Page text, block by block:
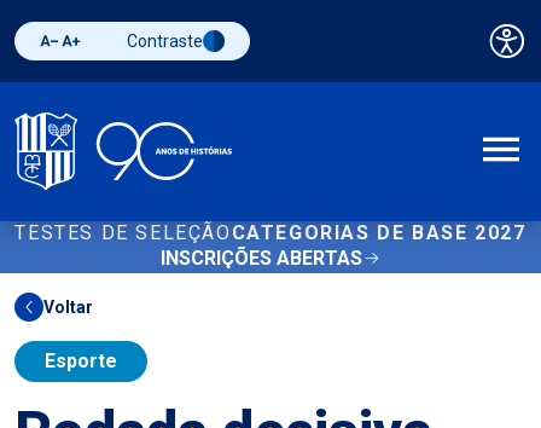
Diminuir fonte
Aumentar fonteAlternar contraste
Contraste
TESTES DE SELEÇÃO CATEGORIAS DE BASE 2027
INSCRIÇÕES ABERTAS
Voltar
Esporte